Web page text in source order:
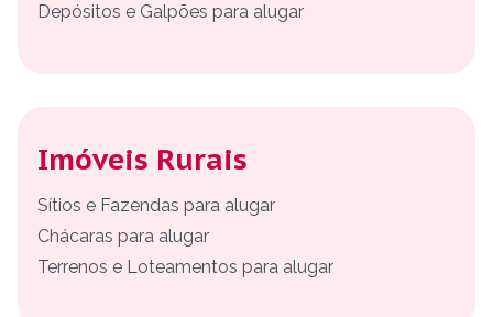
Depósitos e Galpões para alugar
Imóveis Rurais
Sítios e Fazendas para alugar
Chácaras para alugar
Terrenos e Loteamentos para alugar